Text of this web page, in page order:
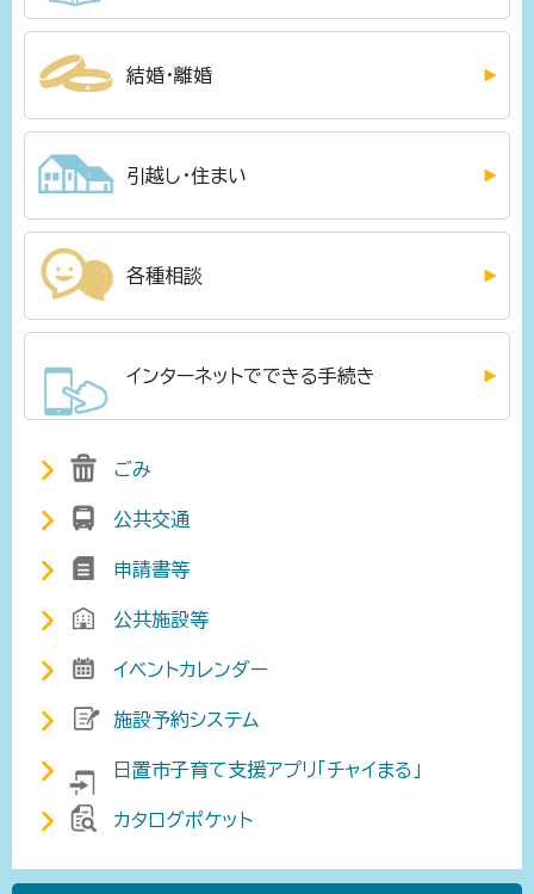
結婚・離婚
引越し・住まい
各種相談
インターネットでできる手続き
ごみ
公共交通
申請書等
公共施設等
イベントカレンダー
施設予約システム
日置市子育て支援アプリ「チャイまる」
カタログポケット